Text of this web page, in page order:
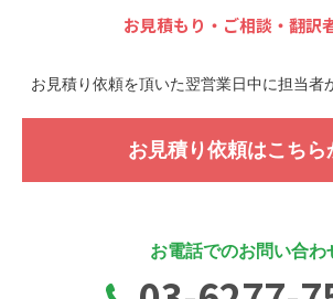
お見積もり・ご相談・翻訳
お見積り依頼を頂いた翌営業日中に担当者
お見積り依頼はこちら
お電話でのお問い合わ